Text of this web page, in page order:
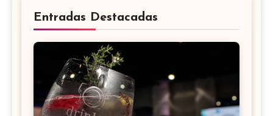
Entradas Destacadas